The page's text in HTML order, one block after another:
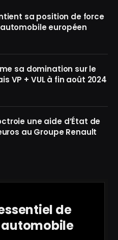
sa position de force
européen
sa domination sur le
VP + VUL à fin août 2024
une aide d’État de
au Groupe Renault
de